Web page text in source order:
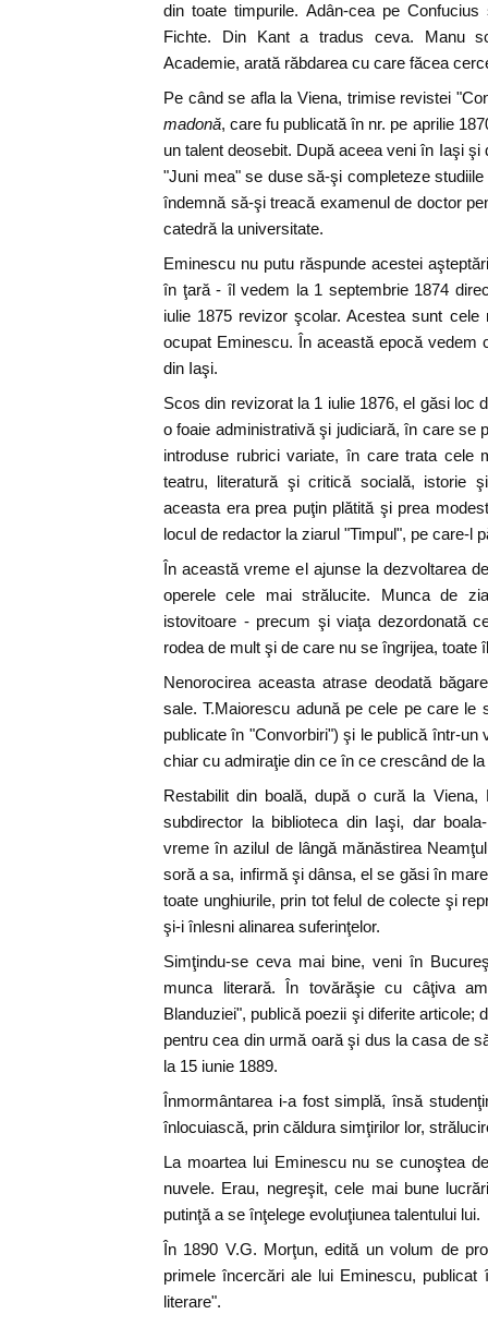
din toate timpurile. Adân-cea pe
Fichte. Din Kant a tradus ceva. Manu
Academie, arată răbdarea cu care făcea
Pe când se afla la Viena, trimise revistei
madonă, care fu publicată în nr. pe aprilie
un talent deosebit. După aceea veni în Iaşi şi
"Juni mea" se duse să-şi completeze
îndemnă să-şi treacă examenul de doctor
catedră la universitate.
Eminescu nu putu răspunde acestei
în ţară - îl vedem la 1 septembrie 1874
iulie 1875 revizor şcolar. Acestea sunt
ocupat Eminescu. În această epocă vedem
din Iaşi.
Scos din revizorat la 1 iulie 1876, el găsi loc
o foaie administrativă şi judiciară, în care se
introduse rubrici variate, în care trata cele
teatru, literatură şi critică socială, istorie
aceasta era prea puţin plătită şi prea
locul de redactor la ziarul "Timpul", pe care-l
În această vreme el ajunse la dezvoltarea
operele cele mai strălucite. Munca de
istovitoare - precum şi viaţa dezordonată
rodea de mult şi de care nu se îngrijea, toate
Nenorocirea aceasta atrase deodată
sale. T.Maiorescu adună pe cele pe care le
publicate în "Convorbiri") şi le publică într-
chiar cu admiraţie din ce în ce crescând de la
Restabilit din boală, după o cură la
subdirector la biblioteca din Iaşi, dar
vreme în azilul de lângă mănăstirea
soră a sa, infirmă şi dânsa, el se găsi în
toate unghiurile, prin tot felul de colecte şi
şi-i înlesni alinarea suferinţelor.
Simţindu-se ceva mai bine, veni în
munca literară. În tovărăşie cu câţiva
Blanduziei", publică poezii şi diferite articole;
pentru cea din urmă oară şi dus la casa de
la 15 iunie 1889.
Înmormântarea i-a fost simplă, însă
înlocuiască, prin căldura simţirilor lor,
La moartea lui Eminescu nu se cunoştea
nuvele. Erau, negreşit, cele mai bune
putinţă a se înţelege evoluţiunea talentului lui.
În 1890 V.G. Morţun, edită un volum de
primele încercări ale lui Eminescu,
literare".